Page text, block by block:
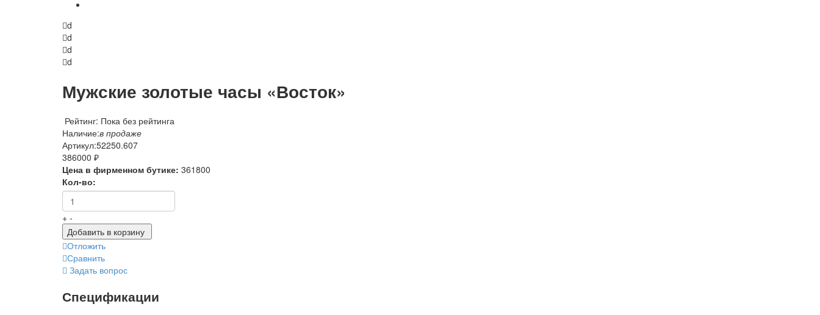
d
d
d
d
Мужские золотые часы «Восток»
Рейтинг: Пока без рейтинга
Наличие:в продаже
Артикул:52250.607
386000 ₽
Цена в фирменном бутике: 361800
Кол-во:
+ -
Добавить в корзину
Отложить
Сравнить
Задать вопрос
Спецификации